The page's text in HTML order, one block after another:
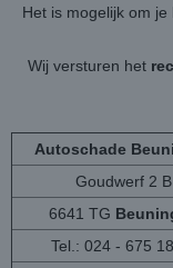
Het is mogelijk om
Wij versturen het
Autoschade
Goudwerf 2 B
6641 TG
Tel.: 024 - 675